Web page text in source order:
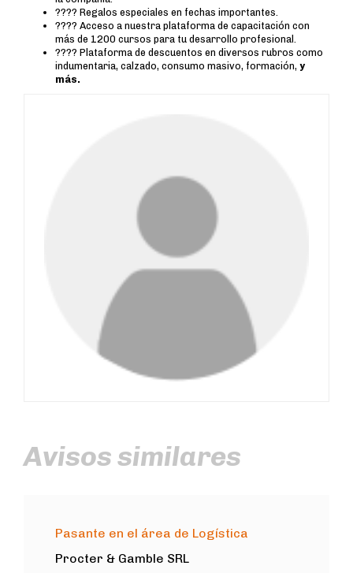
???? Regalos especiales en fechas importantes.
???? Acceso a nuestra plataforma de capacitación con
más de 1200 cursos para tu desarrollo profesional.
????️ Plataforma de descuentos en diversos rubros como
indumentaria, calzado, consumo masivo, formación, y
más.
Avisos similares
Pasante en el área de Logística
Procter & Gamble SRL